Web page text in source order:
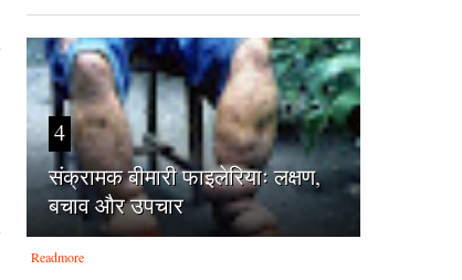
4
संक्रामक बीमारी फाइलेरियाः लक्षण,
बचाव और उपचार
Readmore